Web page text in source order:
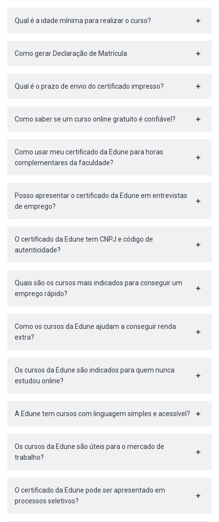
Qual é a idade mínima para realizar o curso?
Como gerar Declaração de Matrícula
Qual é o prazo de envio do certificado impresso?
Como saber se um curso online gratuito é confiável?
Como usar meu certificado da Edune para horas
complementares da faculdade?
Posso apresentar o certificado da Edune em entrevistas
de emprego?
O certificado da Edune tem CNPJ e código de
autenticidade?
Quais são os cursos mais indicados para conseguir um
emprego rápido?
Como os cursos da Edune ajudam a conseguir renda
extra?
Os cursos da Edune são indicados para quem nunca
estudou online?
A Edune tem cursos com linguagem simples e acessível?
Os cursos da Edune são úteis para o mercado de
trabalho?
O certificado da Edune pode ser apresentado em
processos seletivos?